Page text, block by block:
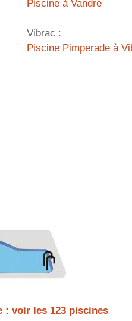
Piscine à Vandré
Vibrac :
Piscine Pimperade à
: voir les 123 piscines